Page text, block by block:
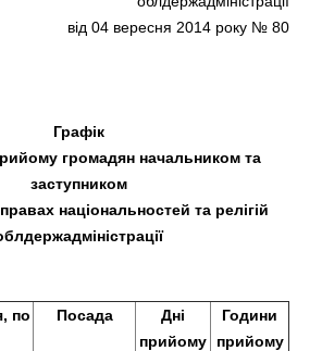
від 04 вересня 2014 року № 80
Графік
громадян начальником та
заступником
національностей та релігій
по
Посада
Дні
прийому
Години
прийому